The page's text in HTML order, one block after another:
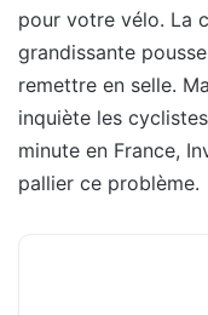
pour votre vélo. La
grandissante
remettre en selle.
inquiète les
minute en France,
pallier ce problème.